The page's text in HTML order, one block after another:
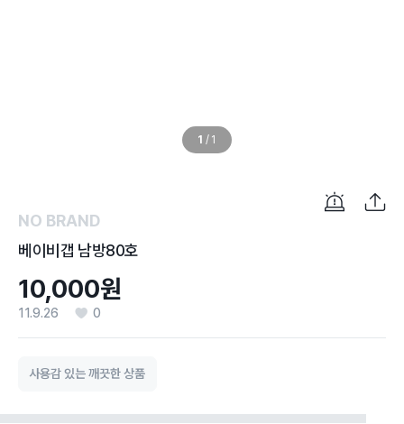
1 / 1
NO BRAND
베이비갭 남방80호
10,000원
11.9.26 0
사용감 있는 깨끗한 상품